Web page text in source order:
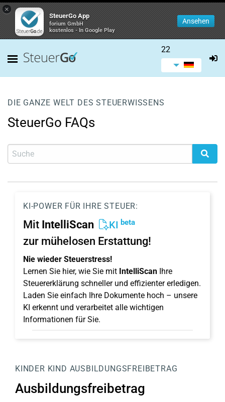
×
SteuerGo App
forium GmbH
kostenlos - In Google Play
Ansehen
22
DIE GANZE WELT DES STEUERWISSENS
SteuerGo FAQs
KI-POWER FÜR IHRE STEUER:
Mit IntelliScan KI beta
zur mühelosen Erstattung!
Nie wieder Steuerstress!
Lernen Sie hier, wie Sie mit IntelliScan Ihre
Steuererklärung schneller und effizienter erledigen.
Laden Sie einfach Ihre Dokumente hoch – unsere
KI erkennt und verarbeitet alle wichtigen
Informationen für Sie.
KINDER KIND AUSBILDUNGSFREIBETRAG
Ausbildungsfreibetrag